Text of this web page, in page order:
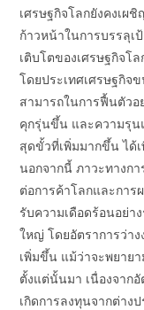
เศรษฐกิจโลกยังคงเผ
ก้าวหน้าในการบรรลุเ
เติบโตของเศรษฐกิจโ
โดยประเทศเศรษฐกิจ
สามารถในการฟื้นตัวอ
คุกรุ่นขึ้น และความรุน
สุดขั้วที่เพิ่มมากขึ้น ได้
นอกจากนี้ ภาวะทางกา
ต่อการค้าโลกและการ
รับความเดือดร้อนอย่า
ใหญ่ โดยอัตราการว่า
เพิ่มขึ้น แม้ว่าจะพยาย
ตั้งแต่นั้นมา เนื่องจาก
เกิดการลงทุนจากต่าง